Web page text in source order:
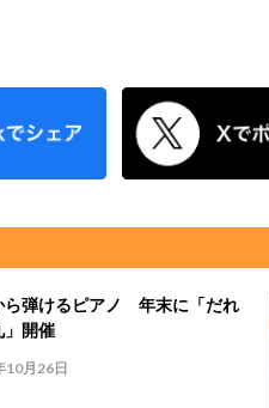
ら弾けるピアノ 年末に「だれ
」開催
10月26日